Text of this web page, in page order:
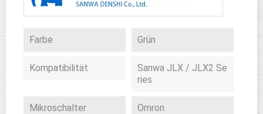
Farbe Grün
Kompatibilität
Sanwa JLX / JLX2 Se
ries
Mikroschalter Omron